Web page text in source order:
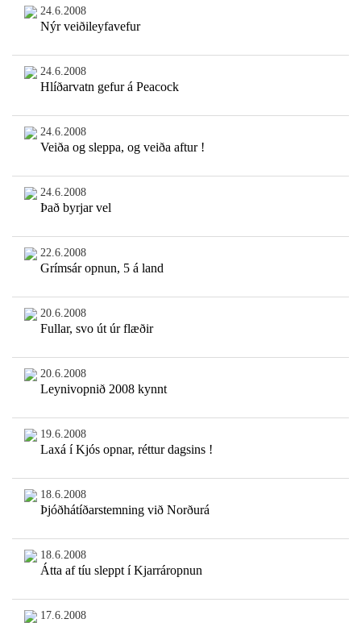
24.6.2008
Nýr veiðileyfavefur
24.6.2008
Hlíðarvatn gefur á Peacock
24.6.2008
Veiða og sleppa, og veiða aftur !
24.6.2008
Það byrjar vel
22.6.2008
Grímsár opnun, 5 á land
20.6.2008
Fullar, svo út úr flæðir
20.6.2008
Leynivopnið 2008 kynnt
19.6.2008
Laxá í Kjós opnar, réttur dagsins !
18.6.2008
Þjóðhátíðarstemning við Norðurá
18.6.2008
Átta af tíu sleppt í Kjarráropnun
17.6.2008